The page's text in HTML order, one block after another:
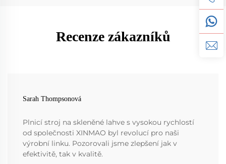
Recenze zákazníků
Sarah Thompsonová
Plnicí stroj na skleněné lahve s vysokou rychlostí
od společnosti XINMAO byl revolucí pro naši
výrobní linku. Pozorovali jsme zlepšení jak v
efektivitě, tak v kvalitě.